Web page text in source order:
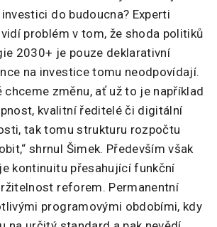
do budoucna? Experti
problém v tom, že shoda politiků
2030+ je pouze deklarativní
na investice tomu neodpovídají.
chceme změnu, ať už to je například
kvalitní ředitelé či digitální
tak tomu strukturu rozpočtu
shrnul Šimek. Především však
kontinuitu přesahující funkční
reforem. Permanentní
programovými obdobími, kdy